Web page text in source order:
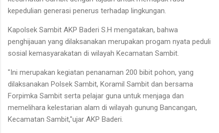
kepedulian generasi penerus terhadap lingkungan.
Kapolsek Sambit AKP Baderi S.H mengatakan, bahwa
penghijauan yang dilaksanakan merupakan progam nyata peduli
sosial kemasyarakatan di wilayah Kecamatan Sambit.
"Ini merupakan kegiatan penanaman 200 bibit pohon, yang
dilaksanakan Polsek Sambit, Koramil Sambit dan bersama
Forpimka Sambit serta pelajar guna untuk menjaga dan
memelihara kelestarian alam di wilayah gunung Bancangan,
Kecamatan Sambit,"ujar AKP Baderi.